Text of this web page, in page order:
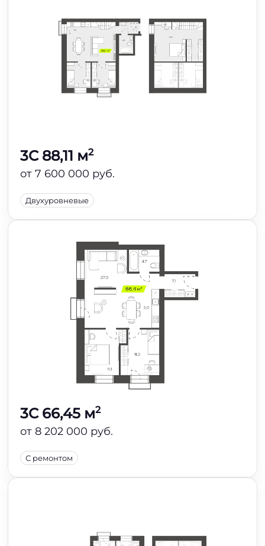
3C 88,11 м2
от 7 600 000 руб.
Двухуровневые
3C 66,45 м2
от 8 202 000 руб.
С ремонтом